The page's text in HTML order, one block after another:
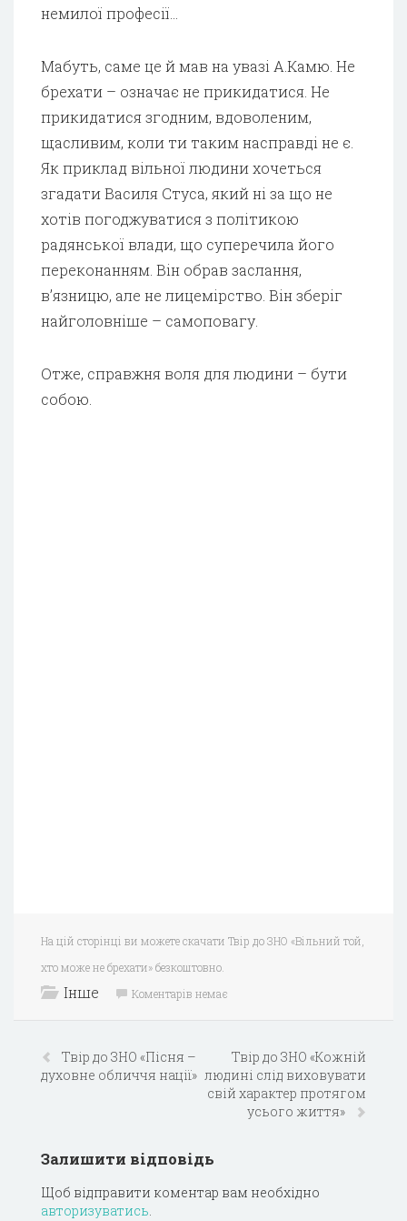
немилої професії…
Мабуть, саме це й мав на увазі А.Камю. Не
брехати – означає не прикидатися. Не
прикидатися згодним, вдоволеним,
щасливим, коли ти таким насправді не є.
Як приклад вільної людини хочеться
згадати Василя Стуса, який ні за що не
хотів погоджуватися з політикою
радянської влади, що суперечила його
переконанням. Він обрав заслання,
в’язницю, але не лицемірство. Він зберіг
найголовніше – самоповагу.
Отже, справжня воля для людини – бути
собою.
На цій сторінці ви можете скачати Твір до ЗНО «Вільний той,
хто може не брехати» безкоштовно.
Інше Коментарів немає
Твір до ЗНО «Пісня –
духовне обличчя нації»
Твір до ЗНО «Кожній
людині слід виховувати
свій характер протягом
усього життя»
Залишити відповідь
Щоб відправити коментар вам необхідно
авторизуватись.